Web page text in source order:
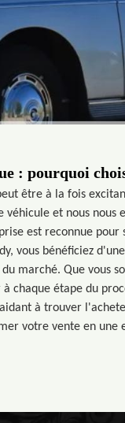
: pourquoi
être à la fois
et nous nous
est reconnue
vous bénéficiez
marché. Que vous
chaque étape du
à trouver
votre vente en une